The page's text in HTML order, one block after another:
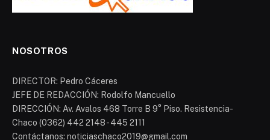
NOSOTROS
DIRECTOR: Pedro Cáceres
JEFE DE REDACCIÓN: Rodolfo Mancuello
DIRECCIÓN: Av. Avalos 468 Torre B 9° Piso. Resistencia-
Chaco (0362) 442 2148 - 445 2111
Contáctanos: noticiaschaco2019@gmail.com